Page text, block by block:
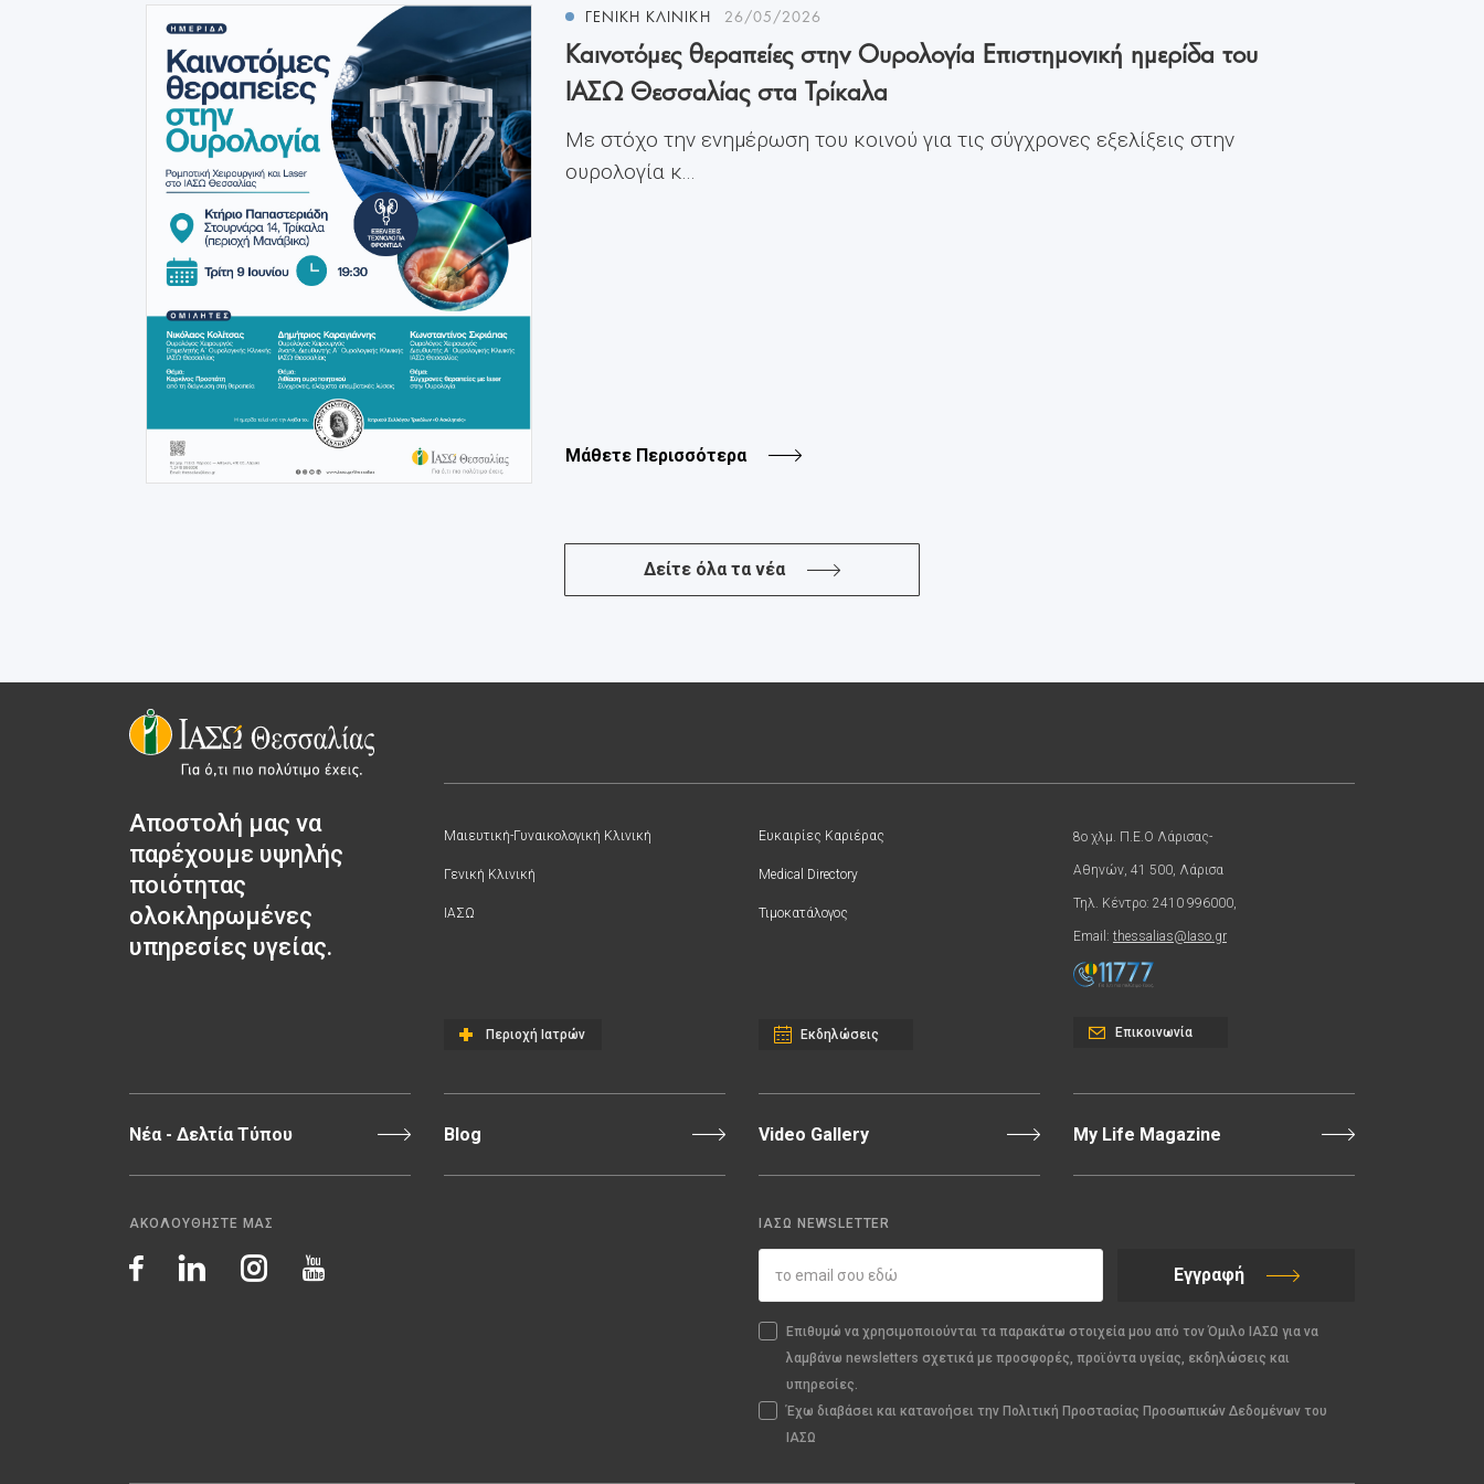
ΓΕΝΙΚΗ ΚΛΙΝΙΚΗ 26/05/2026
Καινοτόμες θεραπείες στην Ουρολογία Επιστημονική ημερίδα του
ΙΑΣΩ Θεσσαλίας στα Τρίκαλα
Με στόχο την ενημέρωση του κοινού για τις σύγχρονες εξελίξεις στην
ουρολογία κ...
Μάθετε Περισσότερα
Δείτε όλα τα νέα
Αποστολή μας να
παρέχουμε υψηλής
ποιότητας
ολοκληρωμένες
υπηρεσίες υγείας.
Μαιευτική-Γυναικολογική Κλινική
Γενική Κλινική
ΙΑΣΩ
Περιοχή Ιατρών
Ευκαιρίες Καριέρας
Medical Directory
Τιμοκατάλογος
Εκδηλώσεις
8ο χλμ. Π.Ε.Ο Λάρισας-
Αθηνών, 41 500, Λάρισα
Τηλ. Κέντρο: 2410 996000,
Email: thessalias@Iaso.gr
Επικοινωνία
Νέα - Δελτία Τύπου Blog Video Gallery My Life Magazine
ΑΚΟΛΟΥΘΗΣΤΕ ΜΑΣ ΙΑΣΩ NEWSLETTER
Εγγραφή
Επιθυμώ να χρησιμοποιούνται τα παρακάτω στοιχεία μου από τον Όμιλο ΙΑΣΩ για να
λαμβάνω newsletters σχετικά με προσφορές, προϊόντα υγείας, εκδηλώσεις και
υπηρεσίες.
Έχω διαβάσει και κατανοήσει την Πολιτική Προστασίας Προσωπικών Δεδομένων του
ΙΑΣΩ